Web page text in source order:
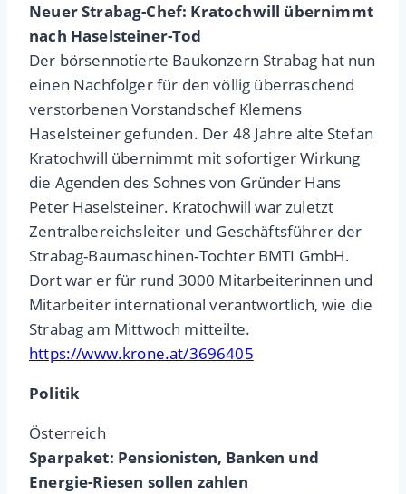
Neuer Strabag-Chef: Kratochwill übernimmt
nach Haselsteiner-Tod
Der börsennotierte Baukonzern Strabag hat nun
einen Nachfolger für den völlig überraschend
verstorbenen Vorstandschef Klemens
Haselsteiner gefunden. Der 48 Jahre alte Stefan
Kratochwill übernimmt mit sofortiger Wirkung
die Agenden des Sohnes von Gründer Hans
Peter Haselsteiner. Kratochwill war zuletzt
Zentralbereichsleiter und Geschäftsführer der
Strabag-Baumaschinen-Tochter BMTI GmbH.
Dort war er für rund 3000 Mitarbeiterinnen und
Mitarbeiter international verantwortlich, wie die
Strabag am Mittwoch mitteilte.
https://www.krone.at/3696405
Politik
Österreich
Sparpaket: Pensionisten, Banken und
Energie-Riesen sollen zahlen